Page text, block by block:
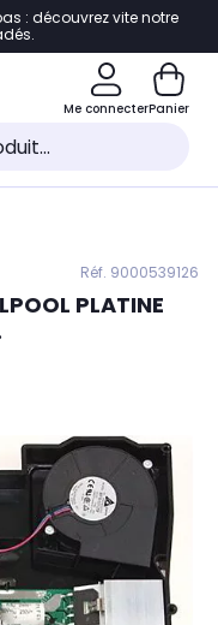
: découvrez vite notre
Me connecterPanier
Réf. 9000539126
PLATINE